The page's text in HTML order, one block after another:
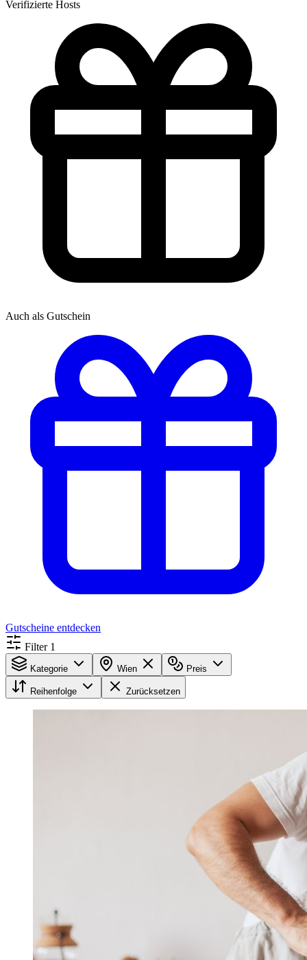
Verifizierte Hosts
Auch als Gutschein
Gutscheine entdecken
Filter 1
Kategorie Wien Preis
Reihenfolge Zurücksetzen